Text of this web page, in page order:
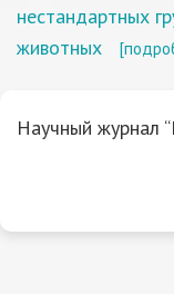
нестандартных
животных
Научный журнал